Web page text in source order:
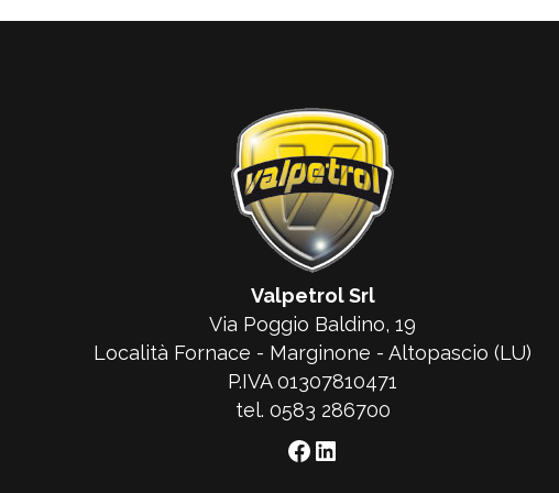
Valpetrol Srl
Via Poggio Baldino, 19
Località Fornace - Marginone - Altopascio (LU)
P.IVA 01307810471
tel. 0583 286700
Facebook
LinkedIn